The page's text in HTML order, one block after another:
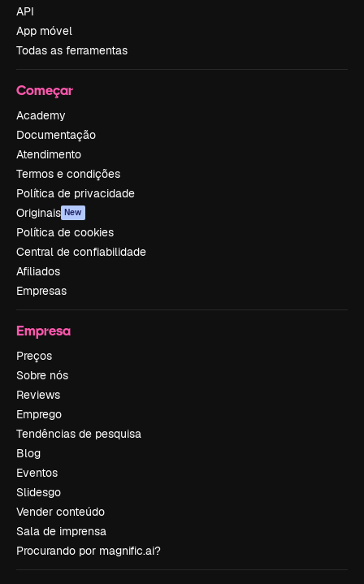
API
App móvel
Todas as ferramentas
Começar
Academy
Documentação
Atendimento
Termos e condições
Política de privacidade
Originais New
Política de cookies
Central de confiabilidade
Afiliados
Empresas
Empresa
Preços
Sobre nós
Reviews
Emprego
Tendências de pesquisa
Blog
Eventos
Slidesgo
Vender conteúdo
Sala de imprensa
Procurando por magnific.ai?